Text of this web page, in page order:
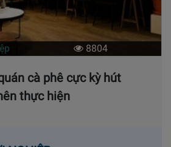
8804
cà phê cực kỳ hút
thực hiện